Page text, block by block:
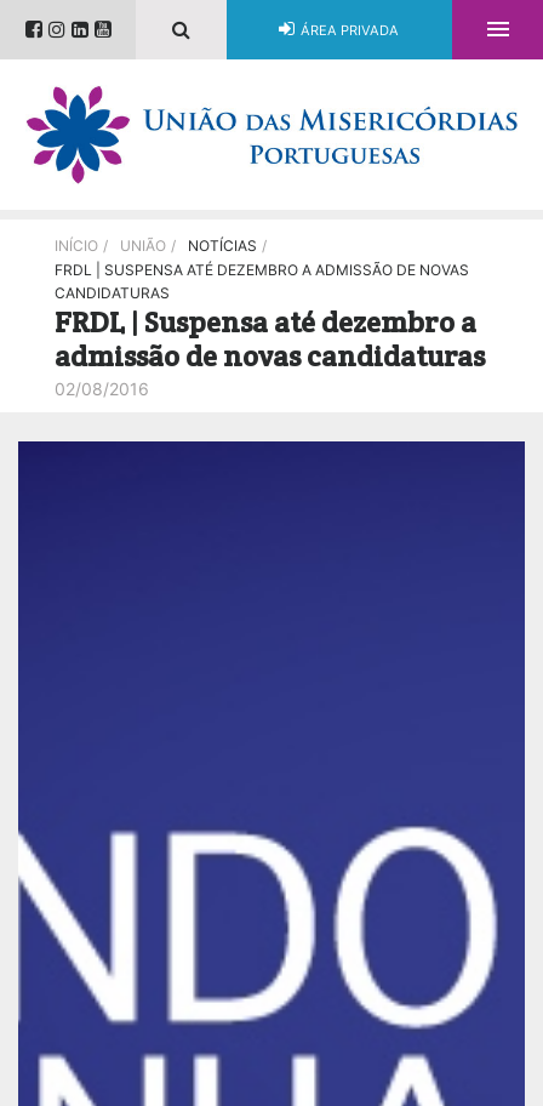
ÁREA PRIVADA 
INÍCIO / UNIÃO / NOTÍCIAS /
FRDL | SUSPENSA ATÉ DEZEMBRO A ADMISSÃO DE NOVAS
CANDIDATURAS
FRDL | Suspensa até dezembro a
admissão de novas candidaturas
02/08/2016